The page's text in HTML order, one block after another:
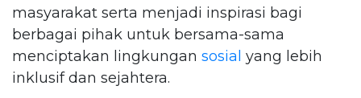
masyarakat serta menjadi inspirasi bagi
berbagai pihak untuk bersama-sama
menciptakan lingkungan sosial yang lebih
inklusif dan sejahtera.